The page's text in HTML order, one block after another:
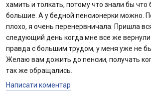
хамить и толкать, потому что знали бы
большие. А у бедной пенсионерки можно.
плохо, я очень перенервничала. Пришла
следующий день когда мне все же
правда с большим трудом, у меня уже не
Желаю вам дожить до пенсии, получать
так же обращались.
Написати коментар